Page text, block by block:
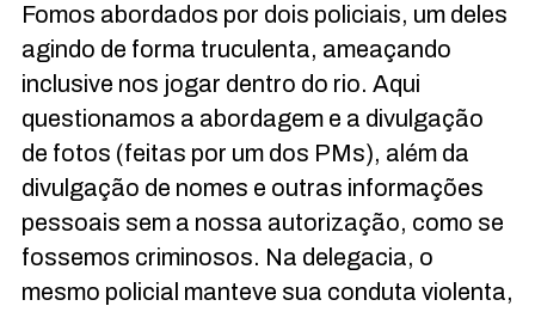
Fomos abordados por dois policiais, um deles
agindo de forma truculenta, ameaçando
inclusive nos jogar dentro do rio. Aqui
questionamos a abordagem e a divulgação
de fotos (feitas por um dos PMs), além da
divulgação de nomes e outras informações
pessoais sem a nossa autorização, como se
fossemos criminosos. Na delegacia, o
mesmo policial manteve sua conduta violenta,